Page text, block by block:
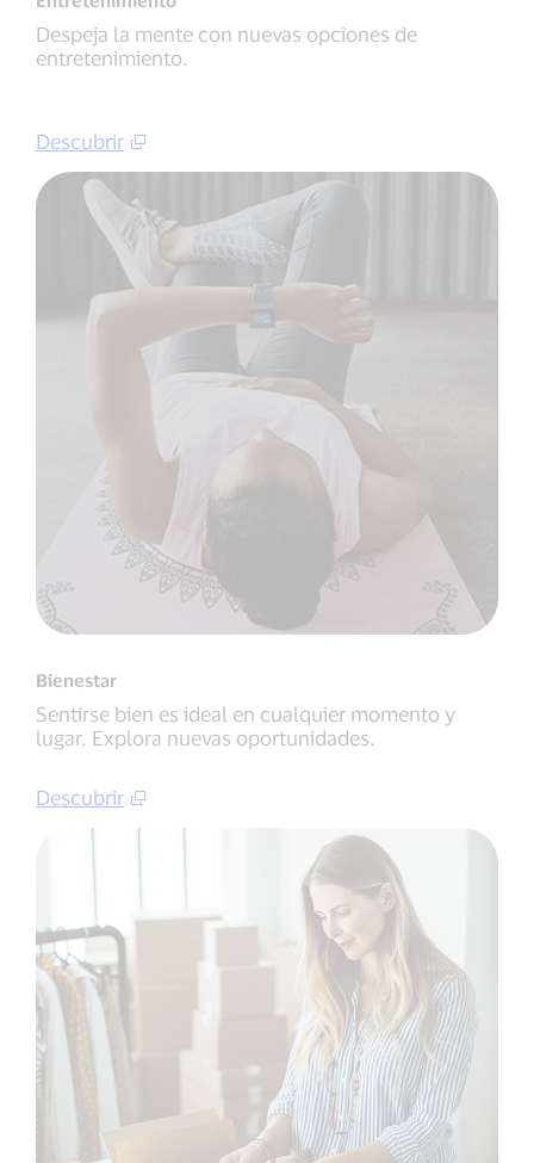
Despeja la mente con nuevas opciones de
entretenimiento.
Descubrir
Bienestar
Sentirse bien es ideal en cualquier momento y
lugar. Explora nuevas oportunidades.
Descubrir